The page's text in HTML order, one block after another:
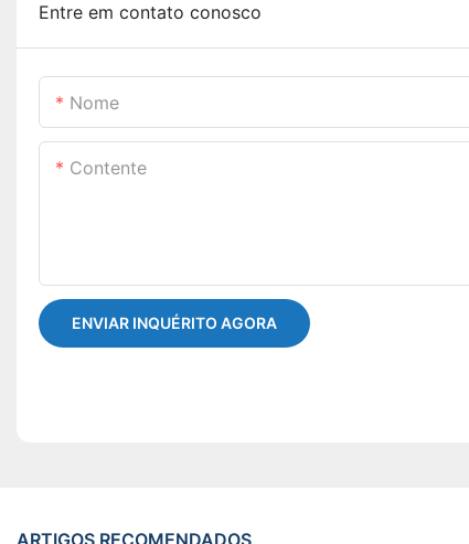
Entre em contato conosco
Nome
Contente
ENVIAR INQUÉRITO AGORA
ARTIGOS RECOMENDADOS